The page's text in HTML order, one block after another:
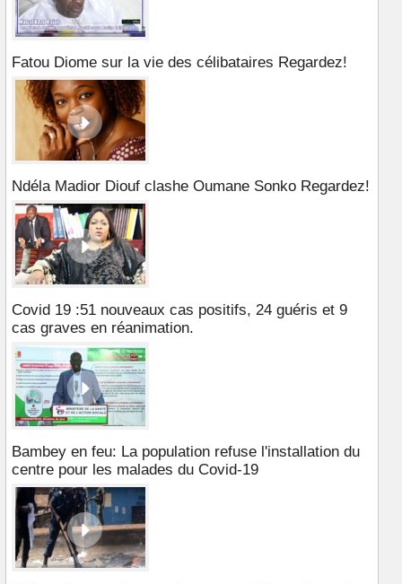
Fatou Diome sur la vie des célibataires Regardez!
Ndéla Madior Diouf clashe Oumane Sonko Regardez!
Covid 19 :51 nouveaux cas positifs, 24 guéris et 9
cas graves en réanimation.
Bambey en feu: La population refuse l'installation du
centre pour les malades du Covid-19